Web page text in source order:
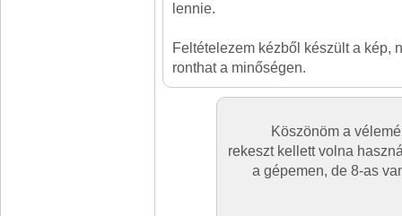
lennie.
Feltételezem kézből készült a kép,
ronthat a minőségen.
Köszönöm a
rekeszt kellett volna
a gépemen, de 8-as